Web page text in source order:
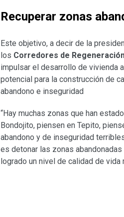
Recuperar zonas
Este objetivo, a decir de la
los Corredores de
impulsar el desarrollo de vivienda
potencial para la construcción de
abandono e inseguridad
“Hay muchas zonas que han estado
Bondojito, piensen en Tepito,
abandono y de inseguridad
es detonar las zonas
logrado un nivel de calidad de vida